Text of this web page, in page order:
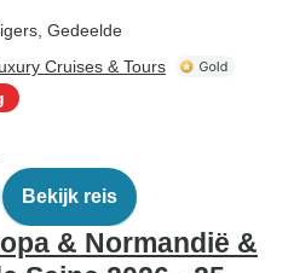
Gedeelde
Cruises & Tours
Bekijk reis
& Normandië &